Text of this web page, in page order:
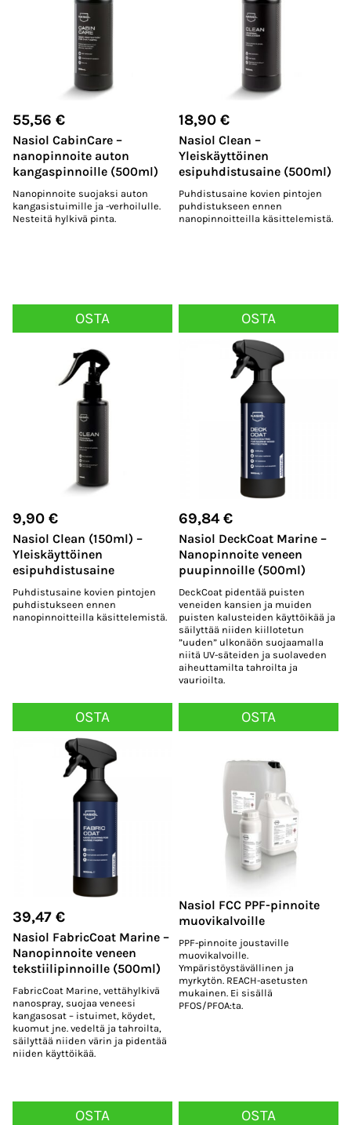
55,56 €
Nasiol CabinCare –
nanopinnoite auton
kangaspinnoille (500ml)
Nanopinnoite suojaksi auton
kangasistuimille ja -verhoilulle.
Nesteitä hylkivä pinta.
OSTA
18,90 €
Nasiol Clean –
Yleiskäyttöinen
esipuhdistusaine (500ml)
Puhdistusaine kovien pintojen
puhdistukseen ennen
nanopinnoitteilla käsittelemistä.
OSTA
9,90 €
Nasiol Clean (150ml) –
Yleiskäyttöinen
esipuhdistusaine
Puhdistusaine kovien pintojen
puhdistukseen ennen
nanopinnoitteilla käsittelemistä.
OSTA
69,84€
Nasiol DeckCoat Marine –
Nanopinnoite veneen
puupinnoille (500ml)
DeckCoat pidentää puisten
veneiden kansien ja muiden
puisten kalusteiden käyttöikää ja
säilyttää niiden kiillotetun
”uuden” ulkonäön suojaamalla
niitä UV-säteiden ja suolaveden
aiheuttamilta tahroilta ja
vaurioilta.
OSTA
39,47 €
Nasiol FabricCoat Marine –
Nanopinnoite veneen
tekstiilipinnoille (500ml)
FabricCoat Marine, vettähylkivä
nanospray, suojaa veneesi
kangasosat – istuimet, köydet,
kuomut jne. vedeltä ja tahroilta,
säilyttää niiden värin ja pidentää
niiden käyttöikää.
OSTA
Nasiol FCC PPF-pinnoite
muovikalvoille
PPF-pinnoite joustaville
muovikalvoille.
Ympäristöystävällinen ja
myrkytön. REACH-asetusten
mukainen. Ei sisällä
PFOS/PFOA:ta.
OSTA